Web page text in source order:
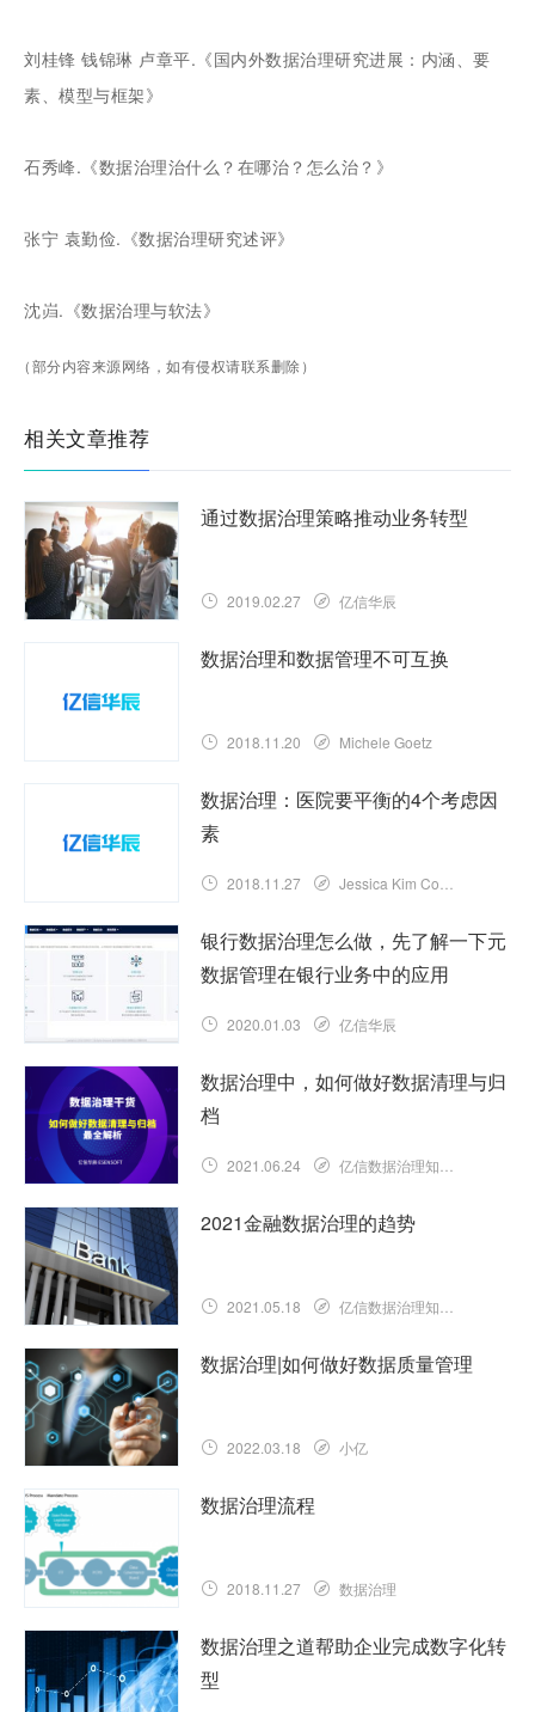
刘桂锋 钱锦琳 卢章平.《国内外数据治理研究进展：内涵、要
素、模型与框架》
石秀峰.《数据治理治什么？在哪治？怎么治？》
张宁 袁勤俭.《数据治理研究述评》
沈岿.《数据治理与软法》
（部分内容来源网络，如有侵权请联系删除）
相关文章推荐
通过数据治理策略推动业务转型
2019.02.27 亿信华辰
数据治理和数据管理不可互换
2018.11.20 Michele Goetz
数据治理：医院要平衡的4个考虑因
素
2018.11.27 Jessica Kim Cohen
银行数据治理怎么做，先了解一下元
数据管理在银行业务中的应用
2020.01.03 亿信华辰
数据治理中，如何做好数据清理与归
档
2021.06.24 亿信数据治理知识库
2021金融数据治理的趋势
2021.05.18 亿信数据治理知识库
数据治理|如何做好数据质量管理
2022.03.18 小亿
数据治理流程
2018.11.27 数据治理
数据治理之道帮助企业完成数字化转
型